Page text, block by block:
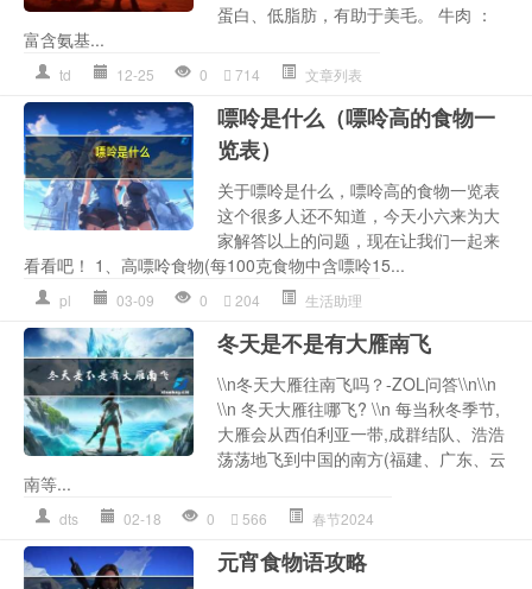
蛋白、低脂肪，有助于美毛。 牛肉 ：
富含氨基...
td 12-25 0 714 文章列表
嘌呤是什么（嘌呤高的食物一
览表）
关于嘌呤是什么，嘌呤高的食物一览表
这个很多人还不知道，今天小六来为大
家解答以上的问题，现在让我们一起来
看看吧！ 1、高嘌呤食物(每100克食物中含嘌呤15...
pl 03-09 0 204 生活助理
冬天是不是有大雁南飞
\\n冬天大雁往南飞吗？-ZOL问答\\n\\n
\\n 冬天大雁往哪飞? \\n 每当秋冬季节,
大雁会从西伯利亚一带,成群结队、浩浩
荡荡地飞到中国的南方(福建、广东、云
南等...
dts 02-18 0 566 春节2024
元宵食物语攻略